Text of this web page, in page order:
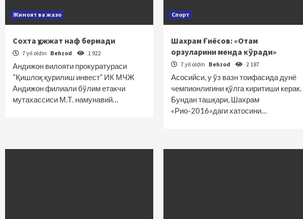
Жиноят ва жазо
Сохта ҳужжат наф бермади
7 yil oldin Behzod 1 922
Андижон вилояти прокуратураси
“Қишлоқ қурилиш инвест” ИК МЧЖ
Андижон филиали бўлим етакчи
мутахассиси М.Т. намунавий…
Спорт
Шахрам Ғиёсов: «Отам
орзуларини менда кўради»
7 yil oldin Behzod 2 187
Асосийси, у ўз вазн тоифасида дунё
чемпионлигини қўлга киритиши керак.
Бундан ташқари, Шахрам
«Рио-2016»даги хатосини…